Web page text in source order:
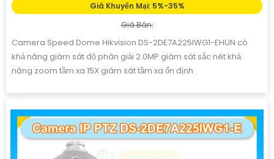
Giá Khuyến Mại: 5%-35%
Giá Bán:
Camera Speed Dome Hikvision DS-2DE7A225IWG1-EHUN có
khả năng giám sát độ phân giải 2.0MP giám sát sắc nét khả
năng zoom tầm xa 15X giám sát tầm xa ổn định